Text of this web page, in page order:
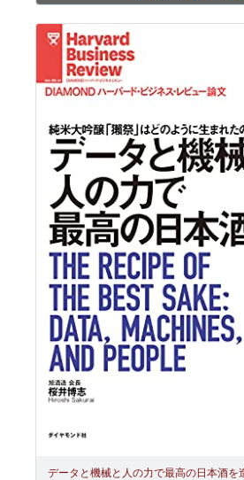
データと機械と人の力で最高の日本酒を